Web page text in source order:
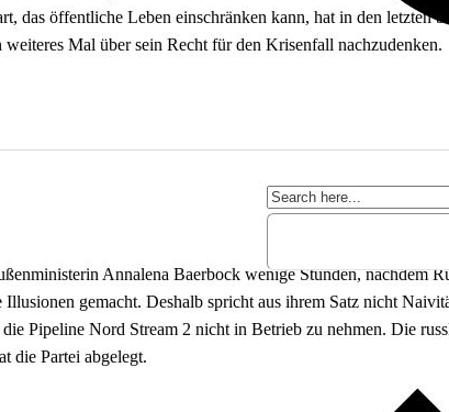
das öffentliche Leben einschränken kann, hat in den letzten
Mal über sein Recht für den Krisenfall nachzudenken.
Annalena Baerbock wenige Stunden, nachdem
Illusionen gemacht. Deshalb spricht aus ihrem Satz nicht
Pipeline Nord Stream 2 nicht in Betrieb zu nehmen. Die
die Partei abgelegt.